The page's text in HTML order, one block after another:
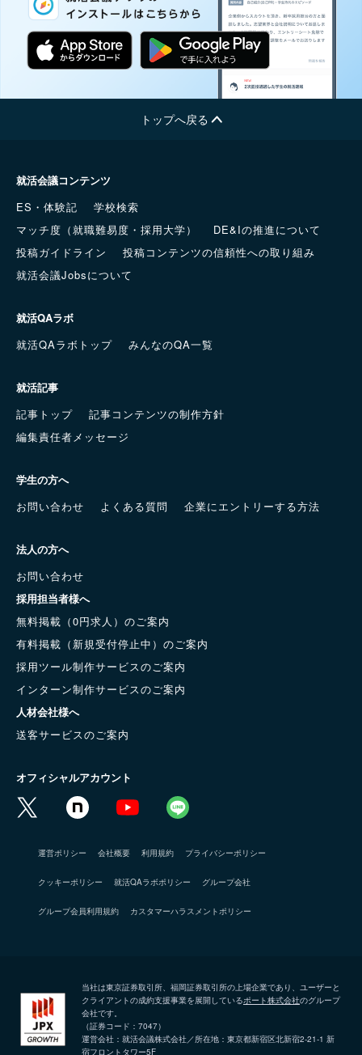
トップへ戻る
就活会議コンテンツ
ES・体験記
学校検索
マッチ度（就職難易度・採用大学）
DE&Iの推進について
投稿ガイドライン
投稿コンテンツの信頼性への取り組み
就活会議Jobsについて
就活QAラボ
就活QAラボトップ
みんなのQA一覧
就活記事
記事トップ
記事コンテンツの制作方針
編集責任者メッセージ
学生の方へ
お問い合わせ
よくある質問 企業にエントリーする方法
法人の方へ
お問い合わせ
採用担当者様へ
無料掲載（0円求人）のご案内
有料掲載（新規受付停止中）のご案内
採用ツール制作サービスのご案内
インターン制作サービスのご案内
人材会社様へ
送客サービスのご案内
オフィシャルアカウント
運営ポリシー 会社概要 利用規約 プライバシーポリシー
クッキーポリシー 就活QAラボポリシー グループ会社
グループ会員利用規約 カスタマーハラスメントポリシー
当社は東京証券取引所、福岡証券取引所の上場企業であり、ユーザーと
クライアントの成約支援事業を展開しているポート株式会社のグループ
会社です。
（証券コード：7047）
運営会社：就活会議株式会社／所在地：東京都新宿区北新宿2-21-1 新
宿フロントタワー5F